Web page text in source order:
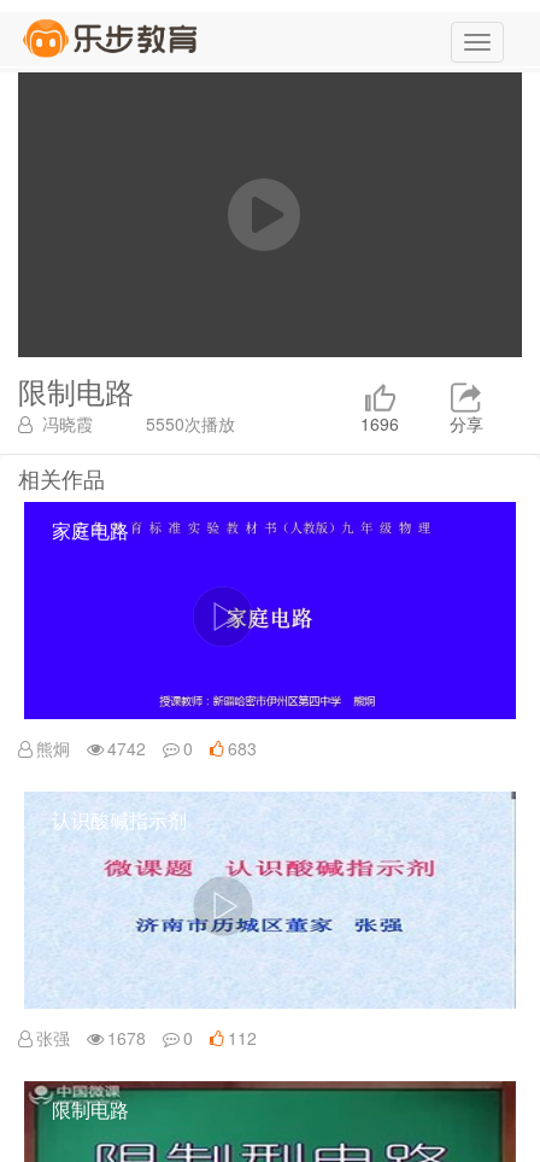
限制电路
冯晓霞 5550次播放 1696 分享
相关作品
家庭电路
熊炯 4742 0 683
认识酸碱指示剂
张强 1678 0 112
限制电路